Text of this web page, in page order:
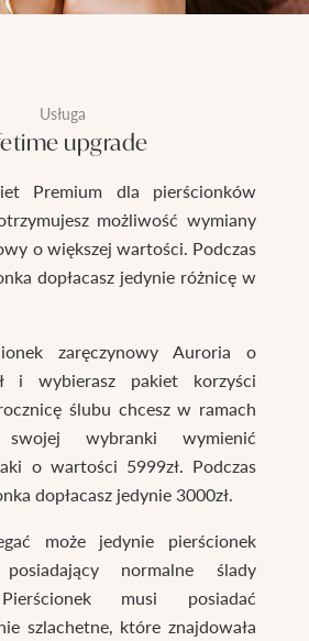
Usługa
upgrade
Premium dla pierścionków
możliwość wymiany
o większej wartości. Podczas
dopłacasz jedynie różnicę w
zaręczynowy Auroria o
i wybierasz pakiet korzyści
ślubu chcesz w ramach
wybranki wymienić
o wartości 5999zł. Podczas
dopłacasz jedynie 3000zł.
może jedynie pierścionek
posiadający normalne ślady
musi posiadać
szlachetne, które znajdowała